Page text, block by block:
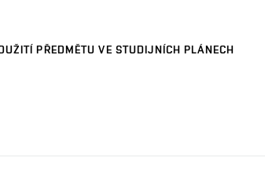
PŘEDMĚTU VE STUDIJNÍCH PLÁNECH